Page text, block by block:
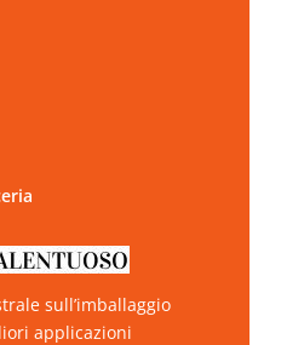
sull’imballaggio
applicazioni